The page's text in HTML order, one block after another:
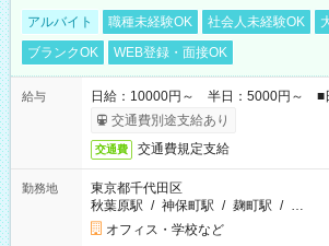
アルバイト 職種未経験OK 社会人未経験OK
ブランクOK
WEB登録・面接OK
給与
日給：10000円～ 半日：5000円～ ■
交通費別途支給あり
交通費 交通費規定支給
勤務地
東京都千代田区
秋葉原駅 / 神保町駅 / 麹町駅 / …
オフィス・学校など